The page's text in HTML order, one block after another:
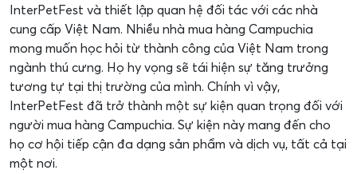
InterPetFest và thiết lập quan hệ đối tác với các nhà
cung cấp Việt Nam. Nhiều nhà mua hàng Campuchia
mong muốn học hỏi từ thành công của Việt Nam trong
ngành thú cưng. Họ hy vọng sẽ tái hiện sự tăng trưởng
tương tự tại thị trường của mình. Chính vì vậy,
InterPetFest đã trở thành một sự kiện quan trọng đối với
người mua hàng Campuchia. Sự kiện này mang đến cho
họ cơ hội tiếp cận đa dạng sản phẩm và dịch vụ, tất cả tại
một nơi.